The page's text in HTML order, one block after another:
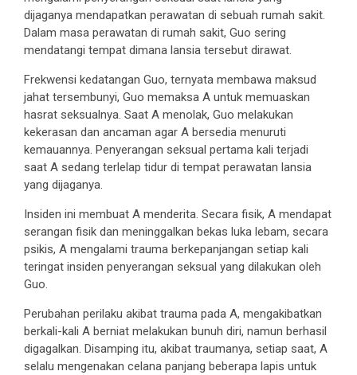
dijaganya mendapatkan perawatan di sebuah rumah sakit.
Dalam masa perawatan di rumah sakit, Guo sering
mendatangi tempat dimana lansia tersebut dirawat.
Frekwensi kedatangan Guo, ternyata membawa maksud
jahat tersembunyi, Guo memaksa A untuk memuaskan
hasrat seksualnya. Saat A menolak, Guo melakukan
kekerasan dan ancaman agar A bersedia menuruti
kemauannya. Penyerangan seksual pertama kali terjadi
saat A sedang terlelap tidur di tempat perawatan lansia
yang dijaganya.
Insiden ini membuat A menderita. Secara fisik, A mendapat
serangan fisik dan meninggalkan bekas luka lebam, secara
psikis, A mengalami trauma berkepanjangan setiap kali
teringat insiden penyerangan seksual yang dilakukan oleh
Guo.
Perubahan perilaku akibat trauma pada A, mengakibatkan
berkali-kali A berniat melakukan bunuh diri, namun berhasil
digagalkan. Disamping itu, akibat traumanya, setiap saat, A
selalu mengenakan celana panjang beberapa lapis untuk